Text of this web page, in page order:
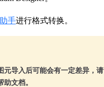
手进行格式转换。
元导入后可能会有一定差异，请
文档。